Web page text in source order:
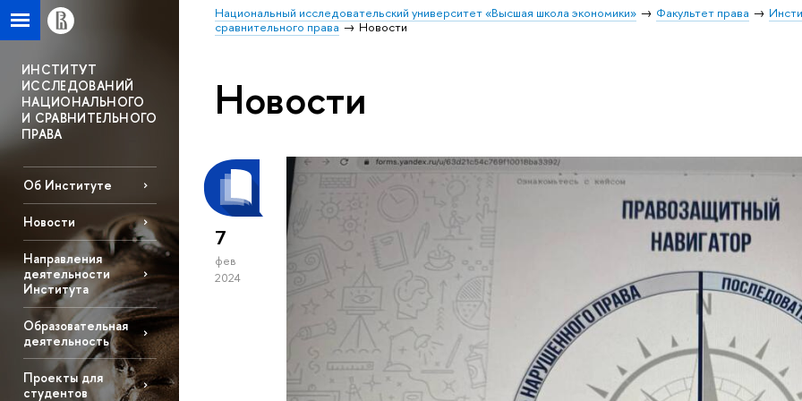
Национальный исследовательский университет «Высшая школа экономики» Факультет права
сравнительного права
Новости
ИНСТИТУТ
ИССЛЕДОВАНИЙ
НАЦИОНАЛЬНОГО
И СРАВНИТЕЛЬНОГО
ПРАВА
Об Институте
Новости
Направления
деятельности
Института
Образовательная
деятельность
Проекты для
студентов
Новости
7
фев
2024